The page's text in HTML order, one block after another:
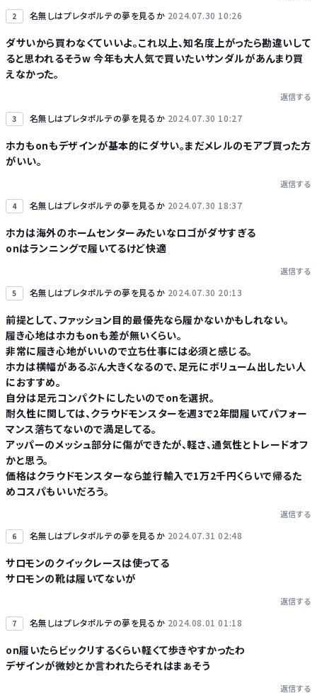
2 名無しはプレタポルテの夢を見るか 2024.07.30 10:26
ダサいから買わなくていいよ。これ以上、知名度上がったら勘違いして
ると思われるそうw 今年も大人気で買いたいサンダルがあんまり買
えなかった。
返信する
3 名無しはプレタポルテの夢を見るか 2024.07.30 10:27
ホカもonもデザインが基本的にダサい。まだメレルのモアブ買った方
がいい。
返信する
4 名無しはプレタポルテの夢を見るか 2024.07.30 18:37
ホカは海外のホームセンターみたいなロゴがダサすぎる
onはランニングで履いてるけど快適
返信する
5 名無しはプレタポルテの夢を見るか 2024.07.30 20:13
前提として、ファッション目的最優先なら履かないかもしれない。
履き心地はホカもonも差が無いくらい。
非常に履き心地がいいので立ち仕事には必須と感じる。
ホカは横幅があるぶん大きくなるので、足元にボリューム出したい人
におすすめ。
自分は足元コンパクトにしたいのでonを選択。
耐久性に関しては、クラウドモンスターを週3で2年間履いてパフォー
マンス落ちてないので満足してる。
アッパーのメッシュ部分に傷ができたが、軽さ、通気性とトレードオフ
かと思う。
価格はクラウドモンスターなら並行輸入で1万2千円くらいで帰るた
めコスパもいいだろう。
返信する
6 名無しはプレタポルテの夢を見るか 2024.07.31 02:48
サロモンのクイックレースは使ってる
サロモンの靴は履いてないが
返信する
7 名無しはプレタポルテの夢を見るか 2024.08.01 01:18
on履いたらビックリするくらい軽くて歩きやすかったわ
デザインが微妙とか言われたらそれはまぁそう
返信する